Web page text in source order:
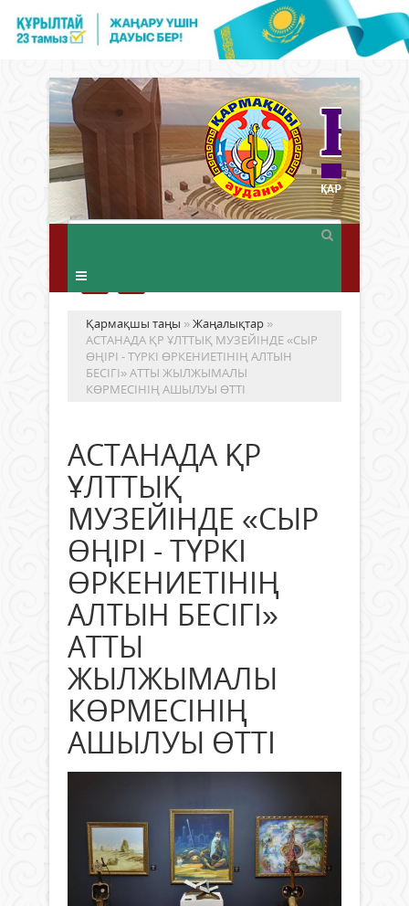
Қармақшы таңы »Жаңалықтар »
АСТАНАДА ҚР ҰЛТТЫҚ МУЗЕЙІНДЕ «СЫР
ӨҢІРІ - ТҮРКІ ӨРКЕНИЕТІНІҢ АЛТЫН
БЕСІГІ» АТТЫ ЖЫЛЖЫМАЛЫ
КӨРМЕСІНІҢ АШЫЛУЫ ӨТТІ
АСТАНАДА ҚР
ҰЛТТЫҚ
МУЗЕЙІНДЕ «СЫР
ӨҢІРІ - ТҮРКІ
ӨРКЕНИЕТІНІҢ
АЛТЫН БЕСІГІ»
АТТЫ
ЖЫЛЖЫМАЛЫ
КӨРМЕСІНІҢ
АШЫЛУЫ ӨТТІ